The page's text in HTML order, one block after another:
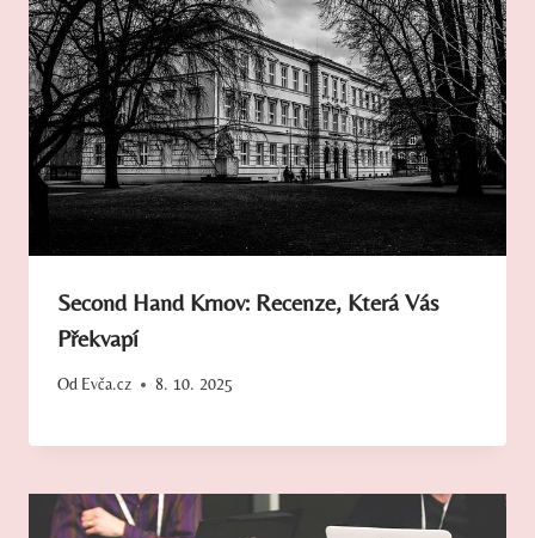
Second Hand Krnov: Recenze, Která Vás
Překvapí
Od Evča.cz 8. 10. 2025